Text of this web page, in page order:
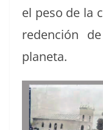
el peso de la
reden­ción
planeta.